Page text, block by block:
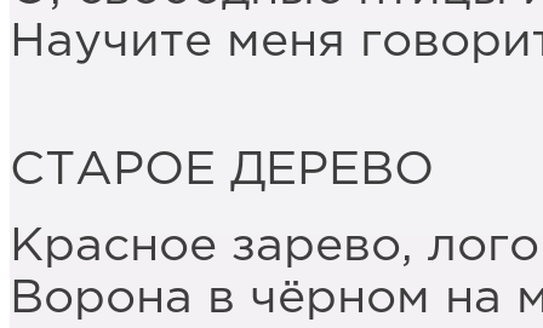
Научите меня
СТАРОЕ ДЕРЕВО
Красное зарево,
Ворона в чёрном на